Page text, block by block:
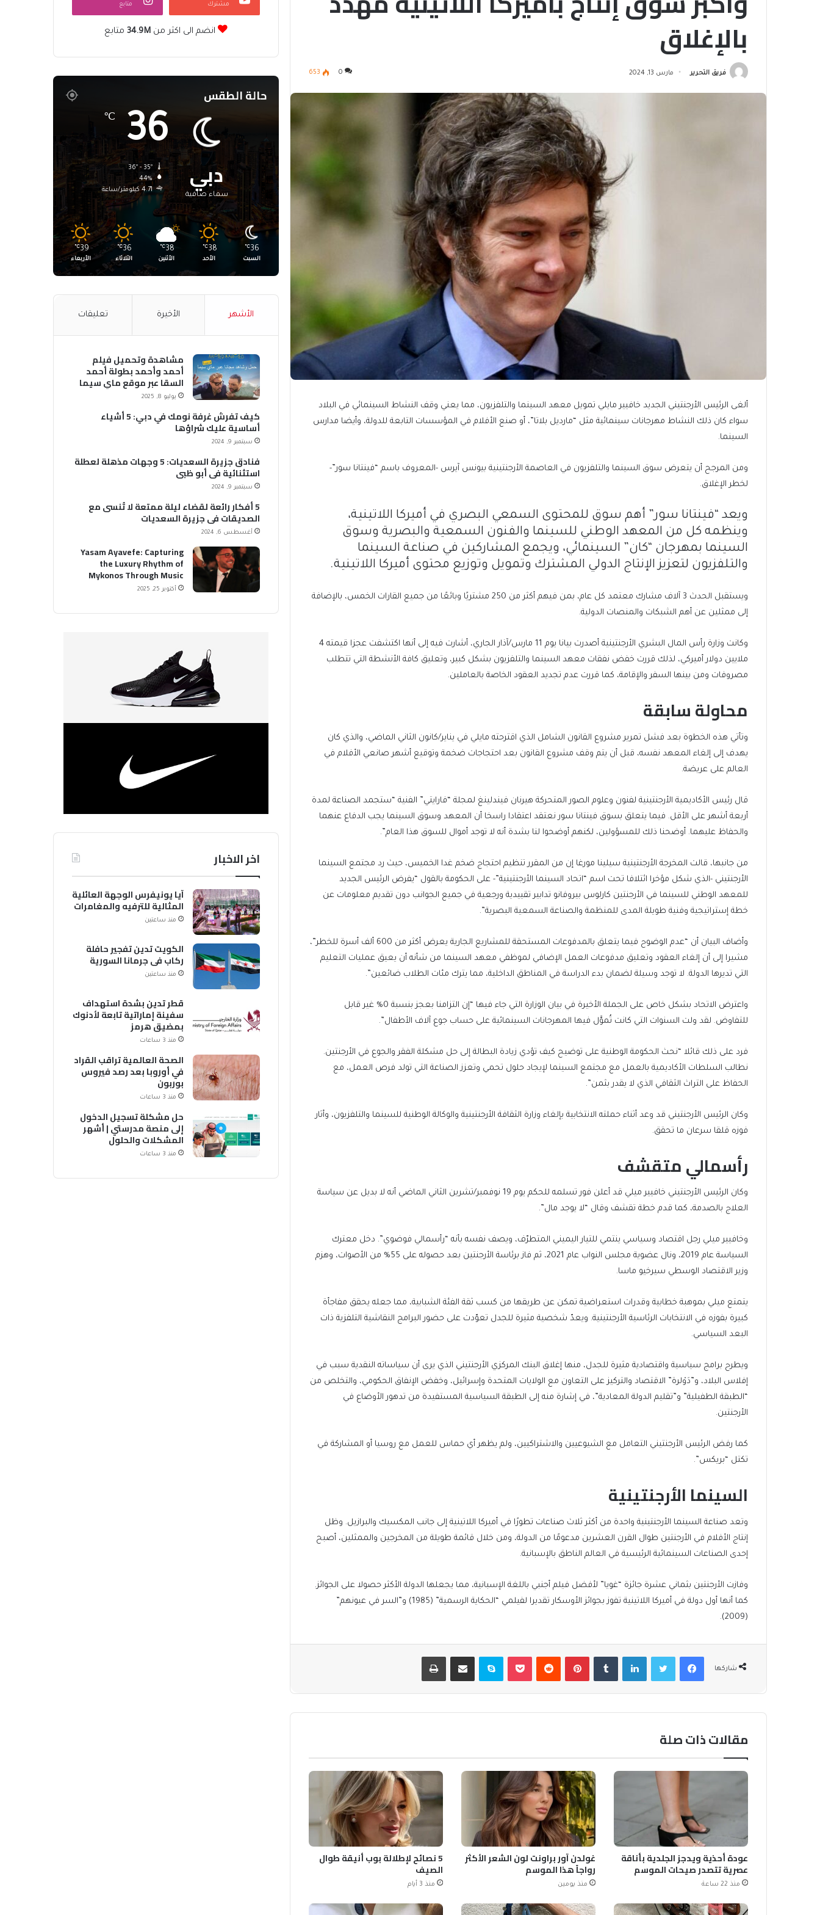
بالإغلاق
فريق التحرير مارس 13, 2024 0
653
ألغى الرئيس الأرجنتيني الجديد خافيير مايلي تمويل معهد السينما والتلفزيون، مما يعني وقف النشاط السينمائي في البلاد
سواء كان ذلك النشاط مهرجانات سينمائية مثل “مارديل بلاتا”، أو صنع الأفلام في المؤسسات التابعة للدولة، وأيضا مدارس
السينما.
ومن المرجح أن يتعرض سوق السينما والتلفزيون في العاصمة الأرجنتينية بيونس آيرس -المعروف باسم “فينتانا سور”-
لخطر الإغلاق.
ويعد “فينتانا سور” أهم سوق للمحتوى السمعي البصري في أميركا اللاتينية،
وينظمه كل من المعهد الوطني للسينما والفنون السمعية والبصرية وسوق
السينما بمهرجان “كان” السينمائي، ويجمع المشاركين في صناعة السينما
والتلفزيون لتعزيز الإنتاج الدولي المشترك وتمويل وتوزيع محتوى أميركا اللاتينية.
ويستقبل الحدث 3 آلاف مشارك معتمد كل عام، بمن فيهم أكثر من 250 مشتريًا وبائعًا من جميع القارات الخمس، بالإضافة
إلى ممثلين عن أهم الشبكات والمنصات الدولية.
وكانت وزارة رأس المال البشري الأرجنتينية أصدرت بيانا يوم 11 مارس/آذار الجاري، أشارت فيه إلى أنها اكتشفت عجزا قيمته 4
ملايين دولار أميركي، لذلك قررت خفض نفقات معهد السينما والتلفزيون بشكل كبير، وتعليق كافة الأنشطة التي تتطلب
مصروفات ومن بينها السفر والإقامة، كما قررت عدم تجديد العقود الخاصة بالعاملين.
محاولة سابقة
وتأتي هذه الخطوة بعد فشل تمرير مشروع القانون الشامل الذي اقترحته مايلي في يناير/كانون الثاني الماضي، والذي كان
يهدف إلى إلغاء المعهد نفسه، قبل أن يتم وقف مشروع القانون بعد احتجاجات ضخمة وتوقيع أشهر صانعي الأفلام في
العالم على عريضة.
قال رئيس الأكاديمية الأرجنتينية لفنون وعلوم الصور المتحركة هيرنان فيندلينغ لمجلة “فارايتي” الفنية “ستجمد الصناعة لمدة
أربعة أشهر على الأقل. فيما يتعلق بسوق فينتانا سور نعتقد اعتقادا راسخا أن المعهد وسوق السينما يجب الدفاع عنهما
والحفاظ عليهما. أوضحنا ذلك للمسؤولين، لكنهم أوضحوا لنا بشدة أنه لا توجد أموال للسوق هذا العام”.
من جانبها، قالت المخرجة الأرجنتينية سيلينا مورغا إن من المقرر تنظيم احتجاج ضخم غدا الخميس، حيث رد مجتمع السينما
الأرجنتيني -الذي شكل مؤخرا ائتلافا تحت اسم “اتحاد السينما الأرجنتينية”- على الحكومة بالقول “يفرض الرئيس الجديد
للمعهد الوطني للسينما في الأرجنتين كارلوس بيروفانو تدابير تقييدية ورجعية في جميع الجوانب دون تقديم معلومات عن
خطة إستراتيجية وفنية طويلة المدى للمنظمة والصناعة السمعية البصرية”.
وأضاف البيان أن “عدم الوضوح فيما يتعلق بالمدفوعات المستحقة للمشاريع الجارية يعرض أكثر من 600 ألف أسرة للخطر”،
مشيرا إلى أن إلغاء العقود وتعليق مدفوعات العمل الإضافي لموظفي معهد السينما من شأنه أن يعيق عمليات التعليم
التي تديرها الدولة. لا توجد وسيلة لضمان بدء الدراسة في المناطق الداخلية، مما يترك مئات الطلاب ضائعين”.
واعترض الاتحاد بشكل خاص على الجملة الأخيرة في بيان الوزارة التي جاء فيها “إن التزامنا بعجز بنسبة 0% غير قابل
للتفاوض. لقد ولت السنوات التي كانت تُموَّل فيها المهرجانات السينمائية على حساب جوع آلاف الأطفال”.
فرد على ذلك قائلا “نحث الحكومة الوطنية على توضيح كيف تؤدي زيادة البطالة إلى حل مشكلة الفقر والجوع في الأرجنتين.
نطالب السلطات الأكاديمية بالعمل مع مجتمع السينما لإيجاد حلول تحمي وتعزز الصناعة التي تولد فرص العمل، مع
الحفاظ على التراث الثقافي الذي لا يقدر بثمن”.
وكان الرئيس الأرجنتيني قد وعد أثناء حملته الانتخابية بإلغاء وزارة الثقافة الأرجنتينية والوكالة الوطنية للسينما والتلفزيون، وأثار
فوزه قلقا سرعان ما تحقق.
رأسمالي متقشف
وكان الرئيس الأرجنتيني خافيير ميلي قد أعلن فور تسلمه للحكم يوم 19 نوفمبر/تشرين الثاني الماضي أنه لا بديل عن سياسة
العلاج بالصدمة، كما قدم خطة تقشف وقال “لا يوجد مال”.
وخافيير ميلي رجل اقتصاد وسياسي ينتمي للتيار اليميني المتطرّف، ويصف نفسه بأنه “رأسمالي فوضوي”. دخل معترك
السياسة عام 2019، ونال عضوية مجلس النواب عام 2021، ثم فاز برئاسة الأرجنتين بعد حصوله على 55% من الأصوات، وهزم
وزير الاقتصاد الوسطي سيرخيو ماسا.
يتمتع ميلي بموهبة خطابية وقدرات استعراضية تمكن عن طريقها من كسب ثقة الفئة الشبابية، مما جعله يحقق مفاجأة
كبيرة بفوزه في الانتخابات الرئاسية الأرجنتينية. ويعدّ شخصية مثيرة للجدل تعوّدت على حضور البرامج النقاشية التلفزية ذات
البعد السياسي.
ويطرح برامج سياسية واقتصادية مثيرة للجدل، منها إغلاق البنك المركزي الأرجنتيني الذي يرى أن سياساته النقدية سبب في
إفلاس البلاد، و”دَوْلرة” الاقتصاد والتركيز على التعاون مع الولايات المتحدة وإسرائيل، وخفض الإنفاق الحكومي، والتخلص من
“الطبقة الطفيلية” و”تقليم الدولة المعادية”، في إشارة منه إلى الطبقة السياسية المستفيدة من تدهور الأوضاع في
الأرجنتين.
كما رفض الرئيس الأرجنتيني التعامل مع الشيوعيين والاشتراكيين، ولم يظهر أي حماس للعمل مع روسيا أو المشاركة في
تكتل “بريكس”.
السينما الأرجنتينية
وتعد صناعة السينما الأرجنتينية واحدة من أكثر ثلاث صناعات تطورًا في أميركا اللاتينية إلى جانب المكسيك والبرازيل. وظل
إنتاج الأفلام في الأرجنتين طوال القرن العشرين مدعومًا من الدولة، ومن خلال قائمة طويلة من المخرجين والممثلين، أصبح
إحدى الصناعات السينمائية الرئيسية في العالم الناطق بالإسبانية.
وفازت الأرجنتين بثماني عشرة جائزة “غويا” لأفضل فيلم أجنبي باللغة الإسبانية، مما يجعلها الدولة الأكثر حصولا على الجوائز.
كما أنها أول دولة في أميركا اللاتينية تفوز بجوائز الأوسكار تقديرا لفيلمي “الحكاية الرسمية” (1985) و”السر في عيونهم”
(2009).
شاركها
فيسبوكتويتر لينكدإن بينتيريست بوكيت سكايب مشاركة عبر البريد طباعة
مقالات ذات صلة
عودة أحذية ويدجز الجلدية بأناقة
عصرية تتصدر صيحات الموسم
منذ 22 ساعة
غولدن آور براونت لون الشعر الأكثر
رواجاً هذا الموسم
منذ يومين
5 نصائح لإطلالة بوب أنيقة طوال
الصيف
منذ 3 أيام
مشترك متابع
انضم الى اكثر من34.9M متابع
حالة الطقس
دبي
سماء صافية
36
℃
44%
4.71 كيلومتر/ساعة
36
℃
السبت
38
℃
الأحد
38
℃
الأثنين
36
℃
الثلاثاء
39
℃
الأربعاء
الأشهر الأخيرة تعليقات
مشاهدة وتحميل فيلم
أحمد وأحمد بطولة أحمد
السقا عبر موقع ماي سيما
MyCima (وي سيما WeCima)
يوليو 8, 2025
كيف تفرش غرفة نومك في دبي: 5 أشياء
أساسية عليك شراؤها
سبتمبر 9, 2024
فنادق جزيرة السعديات: 5 وجهات مذهلة لعطلة
استثنائية في أبو ظبي
سبتمبر 9, 2024
5 أفكار رائعة لقضاء ليلة ممتعة لا تُنسى مع
الصديقات في جزيرة السعديات
أغسطس 6, 2024
Yasam Ayavefe: Capturing
the Luxury Rhythm of
Mykonos Through Music
أكتوبر 25, 2025
اخر الاخبار
آيا يونيفرس الوجهة العائلية
المثالية للترفيه والمغامرات
منذ ساعتين
الكويت تدين تفجير حافلة
ركاب في جرمانا السورية
منذ ساعتين
قطر تدين بشدة استهداف
سفينة إماراتية تابعة لأدنوك
بمضيق هرمز
منذ 3 ساعات
الصحة العالمية تراقب القراد
في أوروبا بعد رصد فيروس
بوربون
منذ 3 ساعات
حل مشكلة تسجيل الدخول
إلى منصة مدرستي | أشهر
المشكلات والحلول
منذ 3 ساعات